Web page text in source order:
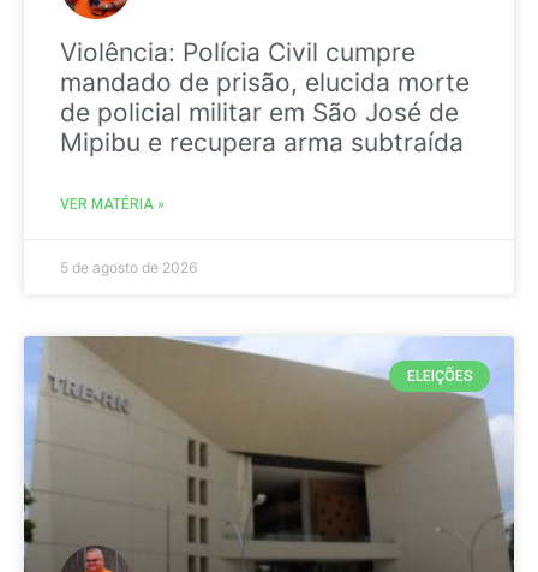
Violência: Polícia Civil cumpre
mandado de prisão, elucida morte
de policial militar em São José de
Mipibu e recupera arma subtraída
VER MATÉRIA »
5 de agosto de 2026
ELEIÇÕES